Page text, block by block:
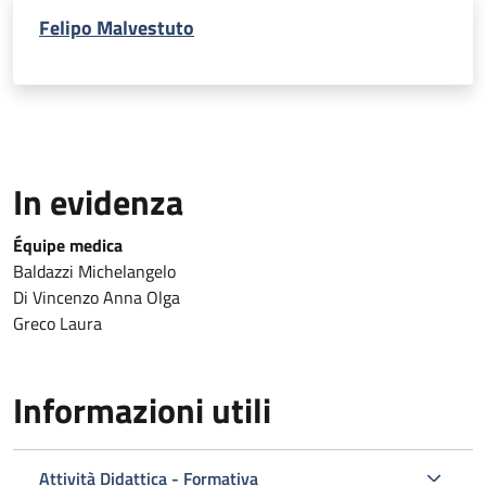
Felipo Malvestuto
In evidenza
Équipe medica
Baldazzi Michelangelo
Di Vincenzo Anna Olga
Greco Laura
Informazioni utili
Attività Didattica - Formativa